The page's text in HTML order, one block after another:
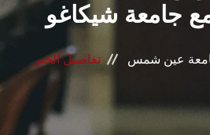
الرعاية الصحية
المراكز والوحدات
الأنظمة الذكية
جامعة شيكاغو
عين شمس تفاصيل الخبر